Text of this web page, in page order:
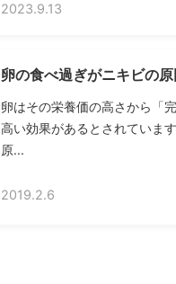
2023.9.13
卵の食べ過ぎがニキビの
卵はその栄養価の高さから「
高い効果があるとされていま
原...
2019.2.6